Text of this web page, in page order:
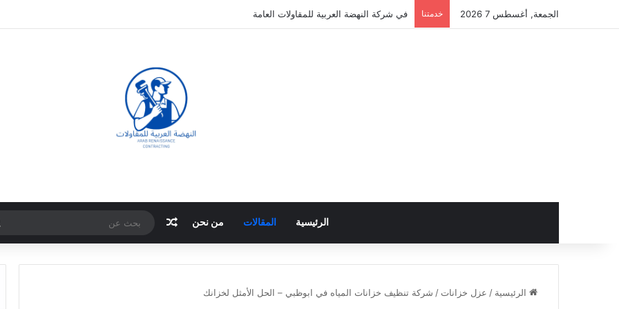
الجمعة, أغسطس 7 2026 خدمتنا في شركة النهضة العربية للمقاولات العامة
الرئيسية المقالات من نحن مقال عشوائي
الرئيسية / عزل خزانات / شركة تنظيف خزانات المياه في ابوظبي – الحل الأمثل لخزانك